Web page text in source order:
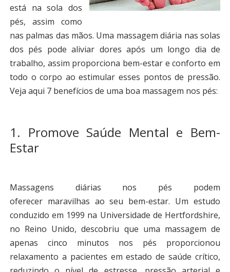
está na sola dos
pés, assim como
nas palmas das mãos. Uma massagem diária nas solas
dos pés pode aliviar dores após um longo dia de
trabalho, assim proporciona bem-estar e conforto em
todo o corpo ao estimular esses pontos de pressão.
Veja aqui 7 benefícios de uma boa massagem nos pés:
1. Promove Saúde Mental e Bem-
Estar
Massagens diárias nos pés podem
oferecer maravilhas ao seu bem-estar. Um estudo
conduzido em 1999 na Universidade de Hertfordshire,
no Reino Unido, descobriu que uma massagem de
apenas cinco minutos nos pés proporcionou
relaxamento a pacientes em estado de saúde crítico,